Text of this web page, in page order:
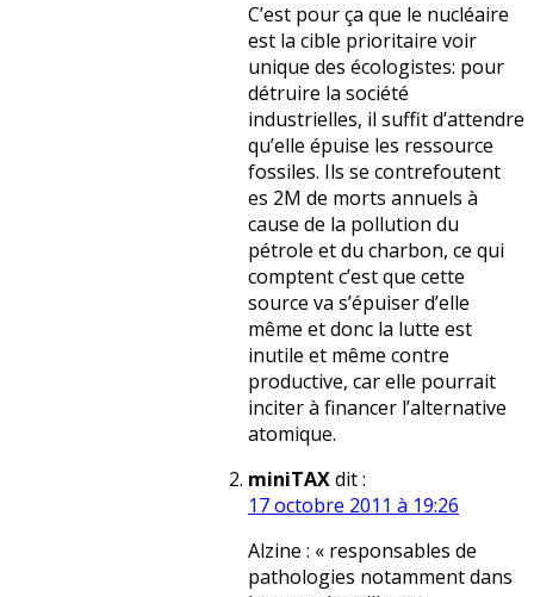
C’est pour ça que le nucléaire
est la cible prioritaire voir
unique des écologistes: pour
détruire la société
industrielles, il suffit d’attendre
qu’elle épuise les ressource
fossiles. Ils se contrefoutent
es 2M de morts annuels à
cause de la pollution du
pétrole et du charbon, ce qui
comptent c’est que cette
source va s’épuiser d’elle
même et donc la lutte est
inutile et même contre
productive, car elle pourrait
inciter à financer l’alternative
atomique.
miniTAXdit :
17 octobre 2011 à 19:26
Alzine : « responsables de
pathologies notamment dans